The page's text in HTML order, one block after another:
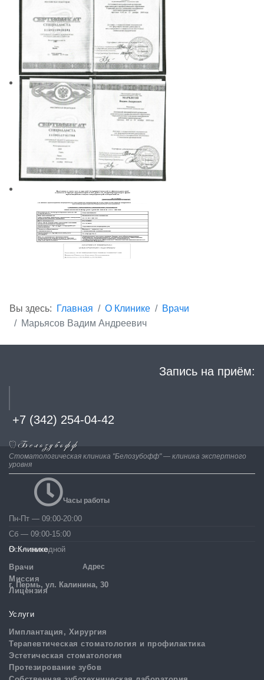
Вы здесь: Главная О Клинике
Врачи
Марьясов Вадим Андреевич
Запись на приём:
+7 (342) 254-04-42
Стоматологическая клиника "Белозубофф" — клиника экспертного
уровня
Часы работы
Пн-Пт — 09:00-20:00
Сб — 09:00-15:00
Вс — выходной
Адрес
г. Пермь, ул. Калинина, 30
О Клинике
Врачи
Миссия
Лицензия
Услуги
Имплантация, Хирургия
Терапевтическая стоматология и профилактика
Эстетическая стоматология
Протезирование зубов